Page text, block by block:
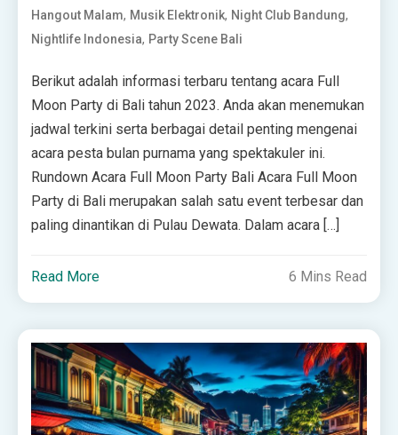
Hangout Malam, Musik Elektronik, Night Club Bandung,
Nightlife Indonesia, Party Scene Bali
Berikut adalah informasi terbaru tentang acara Full
Moon Party di Bali tahun 2023. Anda akan menemukan
jadwal terkini serta berbagai detail penting mengenai
acara pesta bulan purnama yang spektakuler ini.
Rundown Acara Full Moon Party Bali Acara Full Moon
Party di Bali merupakan salah satu event terbesar dan
paling dinantikan di Pulau Dewata. Dalam acara […]
Read More 6 Mins Read